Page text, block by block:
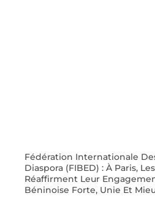
Fédération Internationale
Diaspora (FIBED) : À Paris,
Réaffirment Leur
Béninoise Forte, Unie Et